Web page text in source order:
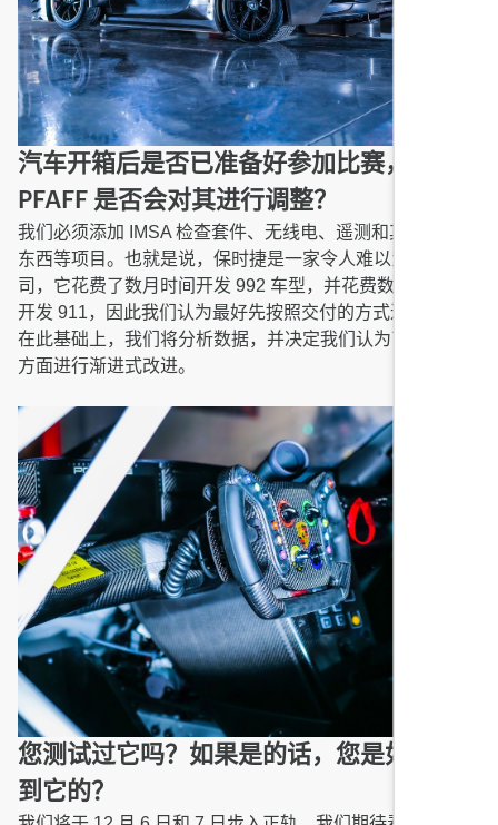
汽车开箱后是否已准备好参加比赛，或者
PFAFF 是否会对其进行调整？
我们必须添加 IMSA 检查套件、无线电、遥测和其他一些小
东西等项目。也就是说，保时捷是一家令人难以置信的公
司，它花费了数月时间开发 992 车型，并花费数十年时间
开发 911，因此我们认为最好先按照交付的方式进行尝试。
在此基础上，我们将分析数据，并决定我们认为可以在哪些
方面进行渐进式改进。
您测试过它吗？如果是的话，您是如何找
到它的？